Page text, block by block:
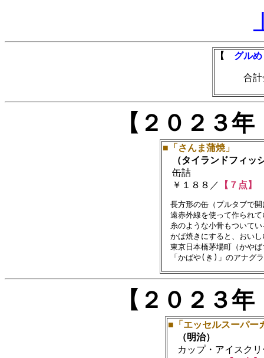
【 グル
合計金
【２０２３
■「さんま蒲焼」
（タイランドフィッ
缶詰
￥１８８／ 【７点】
長方形の缶（プルタブで
遠赤外線を使って作られて
糸のような小骨もついてい
かば焼きにすると、おいし
東京日本橋茅場町（かやば
【２０２３
■「エッセルスーパ
（明治）
カップ・アイスクリ